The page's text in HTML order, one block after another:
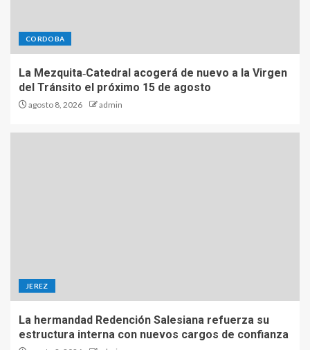
CORDOBA
La Mezquita‑Catedral acogerá de nuevo a la Virgen
del Tránsito el próximo 15 de agosto
agosto 8, 2026 admin
JEREZ
La hermandad Redención Salesiana refuerza su
estructura interna con nuevos cargos de confianza